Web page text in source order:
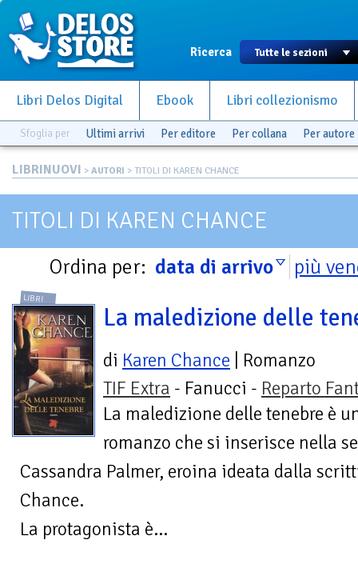
Ricerca
Libri Delos Digital Ebook Libri collezionismo
Sfoglia per Ultimi arrivi Per editore Per collana Per autore
LIBRINUOVI > AUTORI > TITOLI DI KAREN CHANCE
TITOLI DI KAREN CHANCE
Ordina per: data di arrivo più
LIBRI
La maledizione delle
di Karen Chance | Romanzo
TIF Extra - Fanucci - Reparto
La maledizione delle tenebre è
romanzo che si inserisce nella
Cassandra Palmer, eroina ideata dalla
Chance.
La protagonista è...